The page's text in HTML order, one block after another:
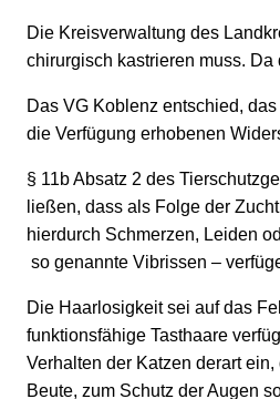
Die Kreisverwaltung des
chirurgisch kastrieren muss.
Das VG Koblenz entschied,
die Verfügung erhobenen
§ 11b Absatz 2 des
ließen, dass als Folge der
hierdurch Schmerzen, Leiden
so genannte Vibrissen –
Die Haarlosigkeit sei auf das
funktionsfähige Tasthaare
Verhalten der Katzen derart
Beute, zum Schutz der Augen